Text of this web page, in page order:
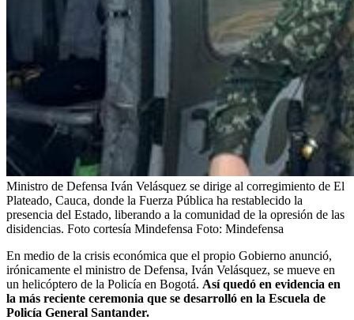
Ministro de Defensa Iván Velásquez se dirige al corregimiento de El
Plateado, Cauca, donde la Fuerza Pública ha restablecido la
presencia del Estado, liberando a la comunidad de la opresión de las
disidencias. Foto cortesía Mindefensa Foto: Mindefensa
En medio de la crisis económica que el propio Gobierno anunció,
irónicamente el ministro de Defensa, Iván Velásquez, se mueve en
un helicóptero de la Policía en Bogotá. Así quedó en evidencia en
la más reciente ceremonia que se desarrolló en la Escuela de
Policía General Santander.